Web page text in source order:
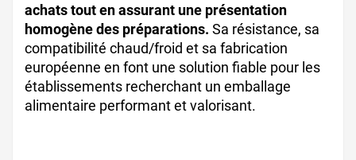
achats tout en assurant une présentation
homogène des préparations. Sa résistance, sa
compatibilité chaud/froid et sa fabrication
européenne en font une solution fiable pour les
établissements recherchant un emballage
alimentaire performant et valorisant.